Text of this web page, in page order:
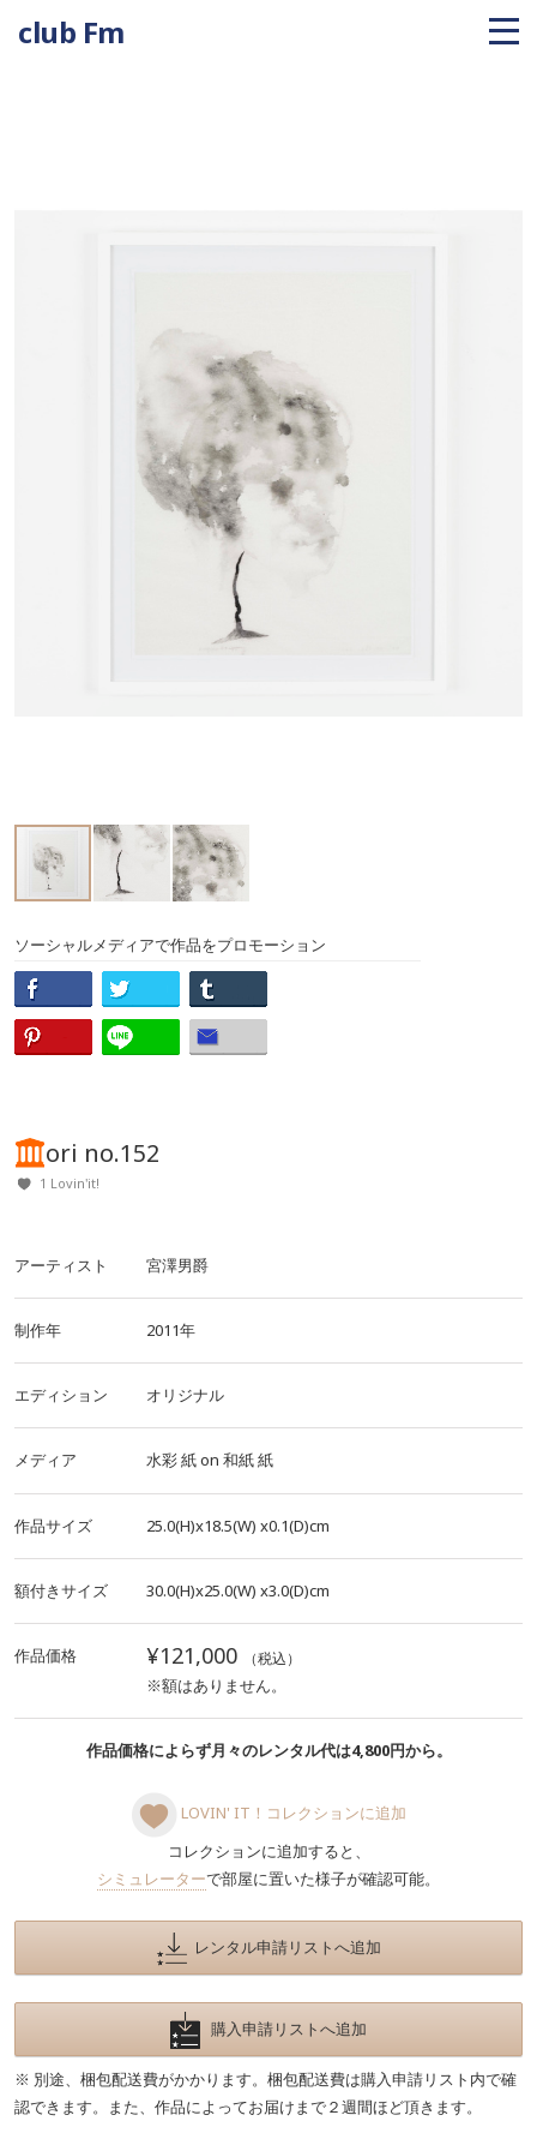
club Fm
ソーシャルメディアで作品をプロモーション
ori no.152
1 Lovin'it!
アーティスト 宮澤男爵
制作年 2011年
エディション オリジナル
メディア 水彩紙on 和紙紙
作品サイズ 25.0(H)x18.5(W) x0.1(D)cm
額付きサイズ 30.0(H)x25.0(W) x3.0(D)cm
作品価格 ¥121,000 （税込）
※額はありません。
作品価格によらず月々のレンタル代は4,800円から。
LOVIN' IT！コレクションに追加
コレクションに追加すると、
シミュレーターで部屋に置いた様子が確認可能。
レンタル申請リストへ追加
購入申請リストへ追加
※ 別途、梱包配送費がかかります。梱包配送費は購入申請リスト内で確
認できます。また、作品によってお届けまで２週間ほど頂きます。